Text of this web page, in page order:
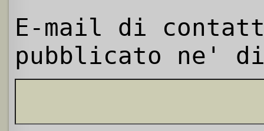
E-mail di
pubblicato ne'